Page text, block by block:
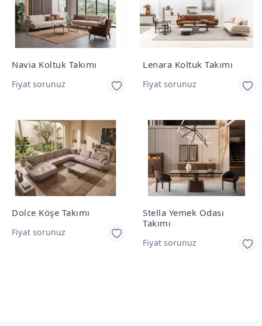
Navia Koltuk Takımı
Fiyat sorunuz
Lenara Koltuk Takımı
Fiyat sorunuz
Dolce Köşe Takımı
Fiyat sorunuz
Stella Yemek Odası
Takımı
Fiyat sorunuz